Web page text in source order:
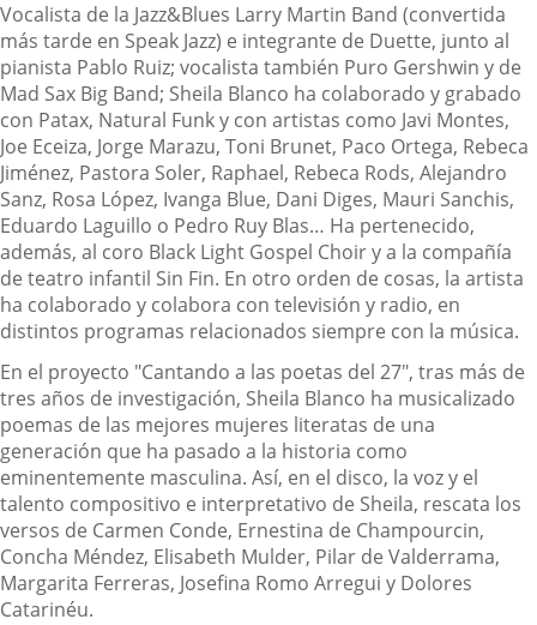
Vocalista de la Jazz&Blues Larry Martin Band (convertida
más tarde en Speak Jazz) e integrante de Duette, junto al
pianista Pablo Ruiz; vocalista también Puro Gershwin y de
Mad Sax Big Band; Sheila Blanco ha colaborado y grabado
con Patax, Natural Funk y con artistas como Javi Montes,
Joe Eceiza, Jorge Marazu, Toni Brunet, Paco Ortega, Rebeca
Jiménez, Pastora Soler, Raphael, Rebeca Rods, Alejandro
Sanz, Rosa López, Ivanga Blue, Dani Diges, Mauri Sanchis,
Eduardo Laguillo o Pedro Ruy Blas… Ha pertenecido,
además, al coro Black Light Gospel Choir y a la compañía
de teatro infantil Sin Fin. En otro orden de cosas, la artista
ha colaborado y colabora con televisión y radio, en
distintos programas relacionados siempre con la música.
En el proyecto "Cantando a las poetas del 27", tras más de
tres años de investigación, Sheila Blanco ha musicalizado
poemas de las mejores mujeres literatas de una
generación que ha pasado a la historia como
eminentemente masculina. Así, en el disco, la voz y el
talento compositivo e interpretativo de Sheila, rescata los
versos de Carmen Conde, Ernestina de Champourcin,
Concha Méndez, Elisabeth Mulder, Pilar de Valderrama,
Margarita Ferreras, Josefina Romo Arregui y Dolores
Catarinéu.